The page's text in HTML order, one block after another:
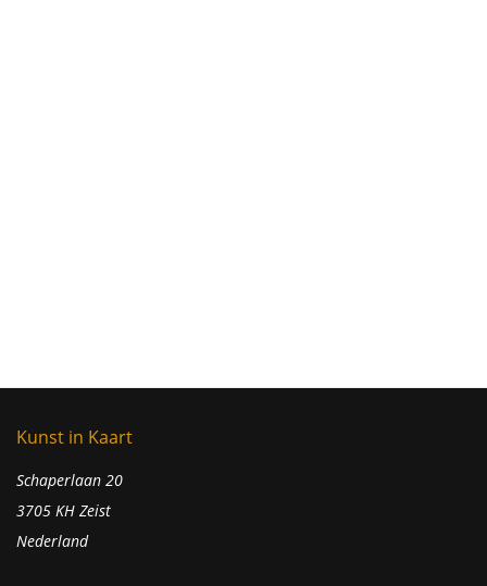
Kunst in Kaart
Schaperlaan 20
3705 KH Zeist
Nederland